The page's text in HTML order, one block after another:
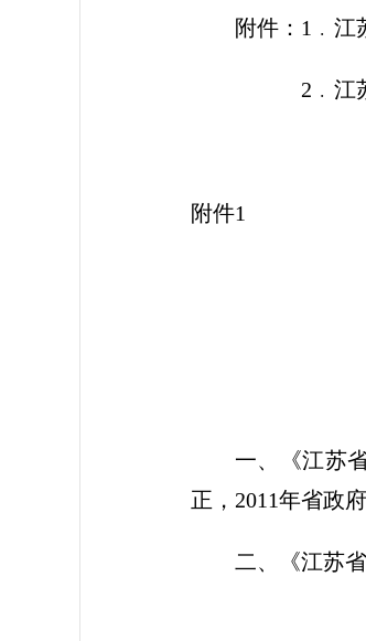
附件：1﹒江
2﹒江苏
附件1
一、《江苏
正，2011年省政
二、《江苏